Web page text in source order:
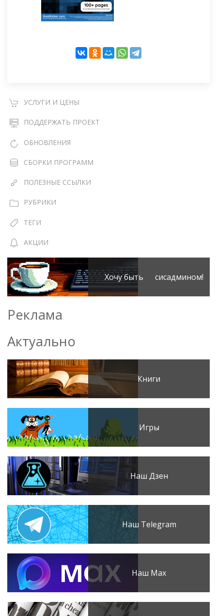
УСЛУГИ И ЦЕНЫ
ПОДДЕРЖАТЬ ПРОЕКТ
ОБНОВЛЕНИЯ
СБОРКИ ПРОГРАММ
ПОЛЕЗНЫЕ ССЫЛКИ
РУБРИКИ
ТЕГИ
АКЦИИ
Хочу быть сисадмином!
Реклама
Актуально
Книги
Игры
Наш Дзен
Наш Telegram
Наш Max